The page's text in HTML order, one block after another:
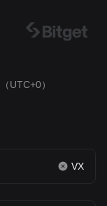
（UTC+0）
VX